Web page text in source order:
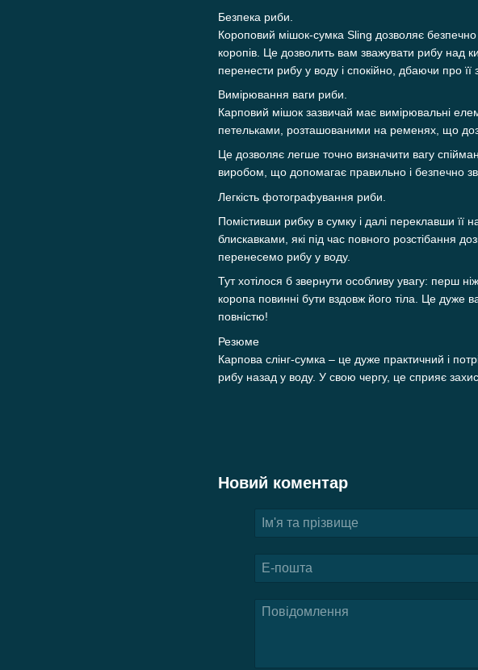
Безпека риби.
Короповий мішок-сумка Sling дозволяє
коропів. Це дозволить вам зважувати рибу
перенести рибу у воду і спокійно, дбаючи про її
Вимірювання ваги риби.
Карповий мішок зазвичай має вимірювальні
петельками, розташованими на ременях, що
Це дозволяє легше точно визначити вагу
виробом, що допомагає правильно і безпечно
Легкість фотографування риби.
Помістивши рибку в сумку і далі переклавши
блискавками, які під час повного розстібання
перенесемо рибу у воду.
Тут хотілося б звернути особливу увагу: перш
коропа повинні бути вздовж його тіла. Це
повністю!
Резюме
Карпова слінг-сумка – це дуже практичний і
рибу назад у воду. У свою чергу, це сприяє
Новий коментар